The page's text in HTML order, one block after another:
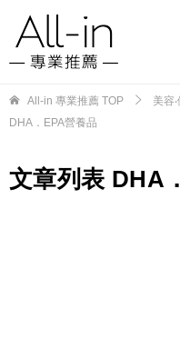
All-in 專業推薦 TOP 美容
DHA．EPA營養品
文章列表 DHA